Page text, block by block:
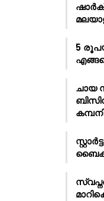
ഷാർക്‌
5
ചായ